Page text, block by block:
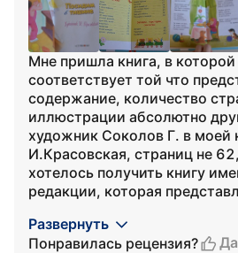
Мне пришла книга, в
соответствует той что
содержание, количество
иллюстрации абсолютно
художник Соколов Г. в моей
И.Красовская, страниц не
хотелось получить книгу
редакции, которая
Развернуть
Понравилась рецензия?
Да